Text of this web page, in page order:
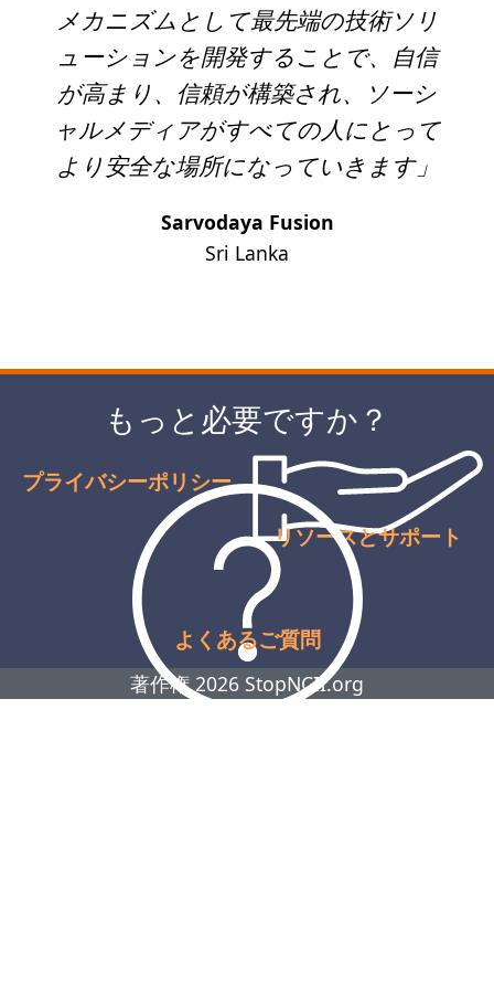
メカニズムとして最先端の技術ソリ
ューションを開発することで、自信
が高まり、信頼が構築され、ソーシ
ャルメディアがすべての人にとって
より安全な場所になっていきます」
Sarvodaya Fusion
Sri Lanka
もっと必要ですか？
プライバシーポリシー
リソースとサポート
よくあるご質問
著作権 2026 StopNCII.org